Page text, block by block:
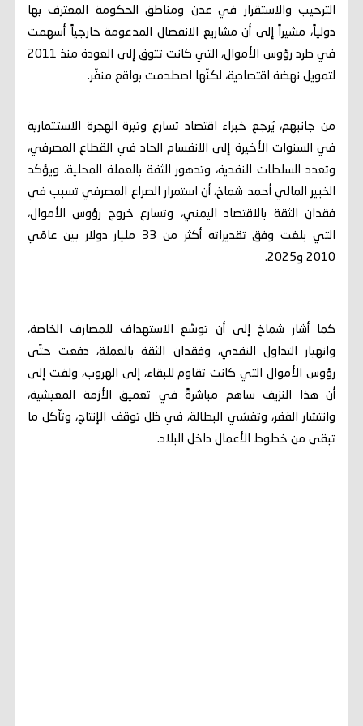
الترحيب والاستقرار في عدن ومناطق الحكومة المعترف بها
دولياً، مشيراً إلى أن مشاريع الانفصال المدعومة خارجياً أسهمت
في طرد رؤوس الأموال، التي كانت تتوق إلى العودة منذ 2011
لتمويل نهضة اقتصادية، لكنّها اصطدمت بواقع منفّر.
من جانبهم، يُرجع خبراء اقتصاد تسارع وتيرة الهجرة الاستثمارية
في السنوات الأخيرة إلى الانقسام الحاد في القطاع المصرفي،
وتعدد السلطات النقدية، وتدهور الثقة بالعملة المحلية. ويؤكد
الخبير المالي أحمد شماخ، أن استمرار الصراع المصرفي تسبب في
فقدان الثقة بالاقتصاد اليمني، وتسارع خروج رؤوس الأموال،
التي بلغت وفق تقديراته أكثر من 33 مليار دولار بين عامَي
2010 و2025.
كما أشار شماخ إلى أن توسّع الاستهداف للمصارف الخاصة،
وانهيار التداول النقدي، وفقدان الثقة بالعملة، دفعت حتّى
رؤوس الأموال التي كانت تقاوم للبقاء، إلى الهروب، ولفت إلى
أن هذا النزيف ساهم مباشرةً في تعميق الأزمة المعيشية،
وانتشار الفقر، وتفشي البطالة، في ظل توقف الإنتاج، وتآكل ما
تبقى من خطوط الأعمال داخل البلاد.